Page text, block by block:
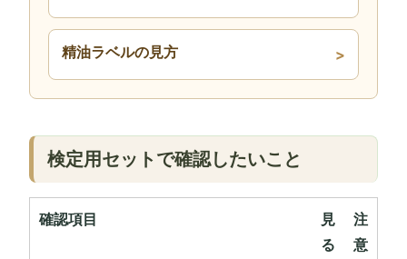
精油ラベルの見方
検定用セットで確認したいこと
確認項目
見
る
注
意